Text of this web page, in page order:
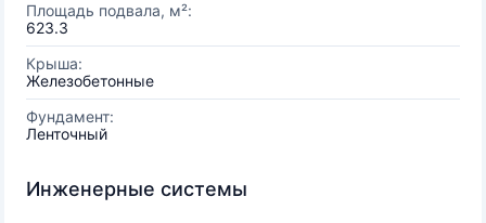
Площадь подвала, м²:
623.3
Крыша:
Железобетонные
Фундамент:
Ленточный
Инженерные системы